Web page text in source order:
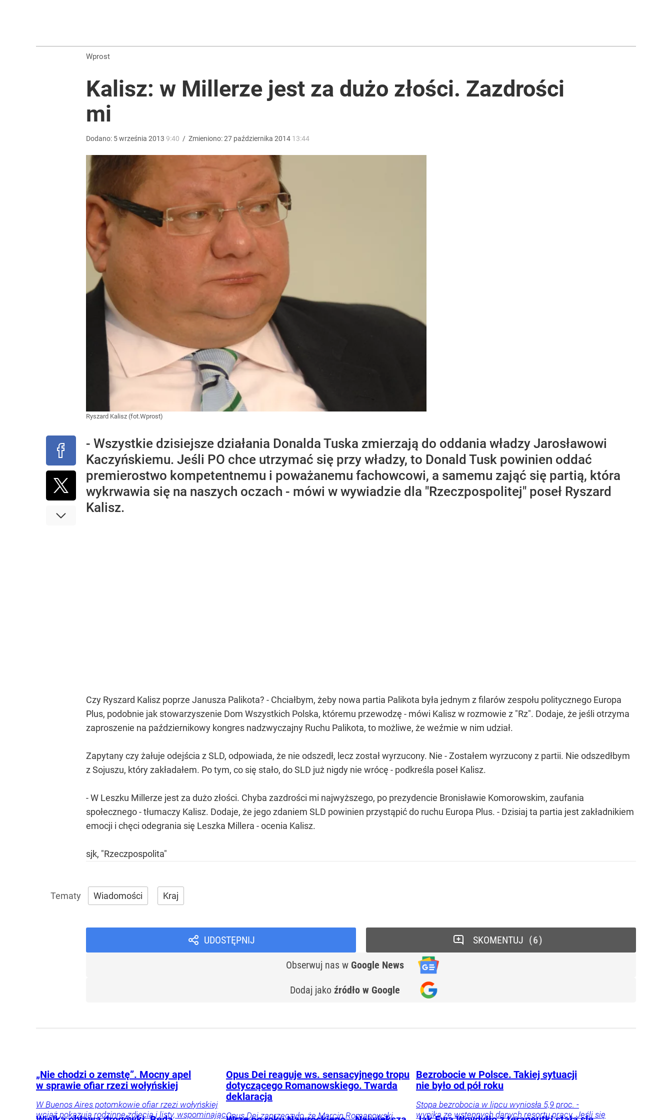
Wprost
Kalisz: w Millerze jest za dużo złości. Zazdrości
mi
Dodano: 5września 2013 9:40 / Zmieniono:27 października 2014 13:44
Ryszard Kalisz (fot.Wprost)
- Wszystkie dzisiejsze działania Donalda Tuska zmierzają do oddania władzy Jarosławowi
Kaczyńskiemu. Jeśli PO chce utrzymać się przy władzy, to Donald Tusk powinien oddać
premierostwo kompetentnemu i poważanemu fachowcowi, a samemu zająć się partią, która
wykrwawia się na naszych oczach - mówi w wywiadzie dla "Rzeczpospolitej" poseł Ryszard
Kalisz.
Czy Ryszard Kalisz poprze Janusza Palikota? - Chciałbym, żeby nowa partia Palikota była jednym z filarów zespołu politycznego Europa
Plus, podobnie jak stowarzyszenie Dom Wszystkich Polska, któremu przewodzę - mówi Kalisz w rozmowie z "Rz". Dodaje, że jeśli otrzyma
zaproszenie na październikowy kongres nadzwyczajny Ruchu Palikota, to możliwe, że weźmie w nim udział.
Zapytany czy żałuje odejścia z SLD, odpowiada, że nie odszedł, lecz został wyrzucony. Nie - Zostałem wyrzucony z partii. Nie odszedłbym
z Sojuszu, który zakładałem. Po tym, co się stało, do SLD już nigdy nie wrócę - podkreśla poseł Kalisz.
- W Leszku Millerze jest za dużo złości. Chyba zazdrości mi najwyższego, po prezydencie Bronisławie Komorowskim, zaufania
społecznego - tłumaczy Kalisz. Dodaje, że jego zdaniem SLD powinien przystąpić do ruchu Europa Plus. - Dzisiaj ta partia jest zakładnikiem
emocji i chęci odegrania się Leszka Millera - ocenia Kalisz.
sjk, "Rzeczpospolita"
Wiadomości Kraj
UDOSTĘPNIJ
Obserwuj nas w Google News
Dodaj jako źródło w Google
SKOMENTUJ 6
„Nie chodzi o zemstę”. Mocny apel
w sprawie ofiar rzezi wołyńskiej
W Buenos Aires potomkowie ofiar rzezi wołyńskiej
wciąż pokazują rodzinne zdjęcia i listy, wspominając
Opus Dei reaguje ws. sensacyjnego tropu
dotyczącego Romanowskiego. Twarda
deklaracja
Opus Dei zaprzeczyło, że Marcin Romanowski
Bezrobocie w Polsce. Takiej sytuacji
nie było od pół roku
Stopa bezrobocia w lipcu wyniosła 5,9 proc. -
wynika ze wstępnych danych resortu pracy. Jeśli się